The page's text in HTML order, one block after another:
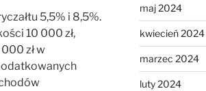
5,5% i 8,5%.
10 000 zł,
zł w
maj 2024
kwiecień 2024
marzec 2024
luty 2024